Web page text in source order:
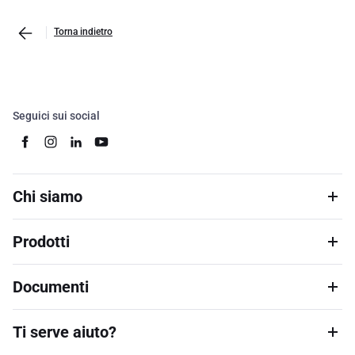
Torna indietro
Seguici sui social
Chi siamo
Prodotti
Documenti
Ti serve aiuto?